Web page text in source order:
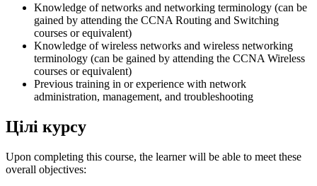
Knowledge of networks and networking terminology (can be
gained by attending the CCNA Routing and Switching
courses or equivalent)
Knowledge of wireless networks and wireless networking
terminology (can be gained by attending the CCNA Wireless
courses or equivalent)
Previous training in or experience with network
administration, management, and troubleshooting
Цілі курсу
Upon completing this course, the learner will be able to meet these
overall objectives: